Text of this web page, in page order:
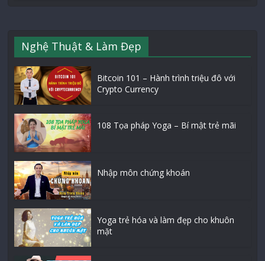
Nghệ Thuật & Làm Đẹp
Bitcoin 101 – Hành trình triệu đô với
Crypto Currency
108 Tọa pháp Yoga – Bí mật trẻ mãi
Nhập môn chứng khoán
Yoga trẻ hóa và làm đẹp cho khuôn
mặt